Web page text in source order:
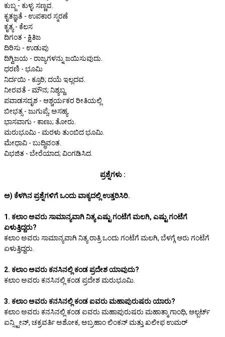
ಕುಬ್ಜ - ಕುಳ್ಳ; ಸಣ್ಣವ.
ಕೃತಜ್ಞತೆ - ಉಪಕಾರ ಸ್ಮರಣೆ
ಕೃತ್ಯ - ಕೆಲಸ
ದಿಗಂತ - ಕ್ಷಿತಿಜ
ದಿರಿಸು - ಉಡುಪು
ದಿಗ್ವಿಜಯ - ರಾಜ್ಯಗಳನ್ನು ಜಯಿಸುವುದು.
ಧರಣಿ - ಭೂಮಿ
ನಿರ್ದಯಿ - ಕ್ರೂರಿ; ದಯೆ ಇಲ್ಲದವ.
ನೀರವತೆ - ಮೌನ; ನಿಶ್ಯಬ್ದ.
ಪವಾಡಸದೃಶ - ಆಶ್ಚರ್ಯಕರ ರೀತಿಯಲ್ಲಿ
ಬೀಭತ್ಸ - ಜುಗುಪ್ಸೆ; ಅಸಹ್ಯ.
ಭಾಸವಾಗು - ಕಾಣು; ತೋರು.
ಮರುಭೂಮಿ - ಮರಳು ತುಂಬಿದ ಭೂಮಿ.
ಮೇಧಾವಿ - ಬುದ್ಧಿವಂತ.
ವಿಭಜಿತ - ಬೇರೆಯಾದ; ವಿಂಗಡಿಸಿದ.
ಪ್ರಶ್ನೆಗಳು :
ಅ) ಕೆಳಗಿನ ಪ್ರಶ್ನೆಗಳಿಗೆ ಒಂದು ವಾಕ್ಯದಲ್ಲಿ ಉತ್ತರಿಸಿರಿ.
1. ಕಲಾಂ ಅವರು ಸಾಮಾನ್ಯವಾಗಿ ನಿತ್ಯ ಎಷ್ಟು ಗಂಟೆಗೆ ಮಲಗಿ, ಎಷ್ಟು ಗಂಟೆಗೆ
ಏಳುತ್ತಿದ್ದರು?
ಕಲಾಂ ಅವರು ಸಾಮಾನ್ಯವಾಗಿ ನಿತ್ಯ ರಾತ್ರಿ ಒಂದು ಗಂಟೆಗೆ ಮಲಗಿ, ಬೆಳಗ್ಗೆ ಆರು ಗಂಟೆಗೆ
ಏಳುತ್ತಿದ್ದರು.
2. ಕಲಾಂ ಅವರು ಕನಸಿನಲ್ಲಿ ಕಂಡ ಪ್ರದೇಶ ಯಾವುದು?
ಕಲಾಂ ಅವರು ಕನಸಿನಲ್ಲಿ ಕಂಡ ಪ್ರದೇಶ ಮರುಭೂಮಿ.
3. ಕಲಾಂ ಅವರು ಕನಸಿನಲ್ಲಿ ಕಂಡ ಐವರು ಮಹಾಪುರುಷರು ಯಾರು?
ಕಲಾಂ ಅವರು ಕನಸಿನಲ್ಲಿ ಕಂಡ ಐವರು ಮಹಾಪುರುಷರು ಮಹಾತ್ಮಾ ಗಾಂಧಿ, ಆಲ್ಬರ್ಟ್
ಐನ್ಸ್ಟೀನ್, ಚಕ್ರವರ್ತಿ ಅಶೋಕ, ಅಬ್ರಹಾಂ ಲಿಂಕನ್ ಮತ್ತು ಖಲೀಫ ಉಮರ್